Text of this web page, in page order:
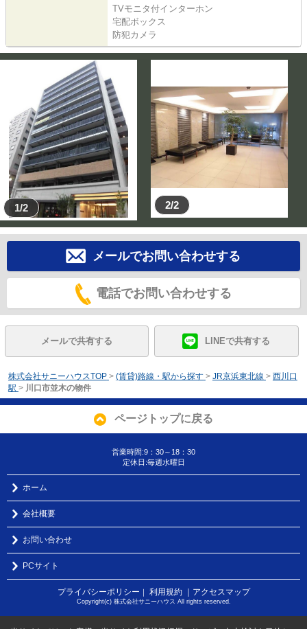
TVモニタ付インターホン
宅配ボックス
防犯カメラ
1/2 2/2
メールでお問い合わせする
電話でお問い合わせする
メールで共有する LINEで共有する
株式会社サニーハウスTOP > (賃貸)路線・駅から探す > JR京浜東北線 > 西川口
駅 > 川口市並木の物件
ページトップに戻る
営業時間:9：30～18：30
定休日:毎週水曜日
ホーム
会社概要
お問い合わせ
PCサイト
プライバシーポリシー ｜ 利用規約 ｜アクセスマップ
Copyright(c) 株式会社サニーハウス All rights reserved.